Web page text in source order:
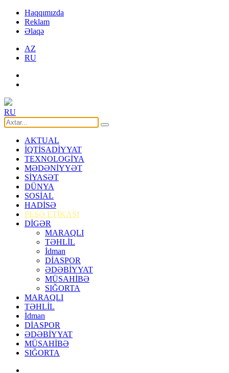
Haqqımızda
Reklam
Əlaqə
AZ
RU
RU
AKTUAL
İQTİSADİYYAT
TEXNOLOGİYA
MƏDƏNİYYƏT
SİYASƏT
DÜNYA
SOSİAL
HADİSƏ
PEŞƏ ETİKASI
DİGƏR
MARAQLI
TƏHLİL
İdman
DİASPOR
ƏDƏBİYYAT
MÜSAHİBƏ
SIĞORTA
MARAQLI
TƏHLİL
İdman
DİASPOR
ƏDƏBİYYAT
MÜSAHİBƏ
SIĞORTA